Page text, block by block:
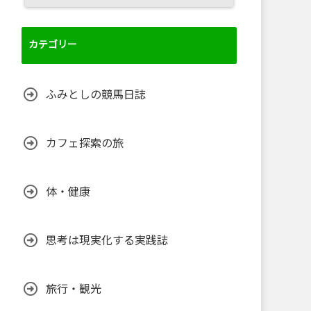
カテゴリー
ふみとしの競馬日誌
カフェ探索の旅
体・健康
思考は現実化する実践誌
旅行・観光